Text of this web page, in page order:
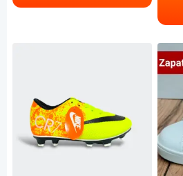
Las
página
de
producto